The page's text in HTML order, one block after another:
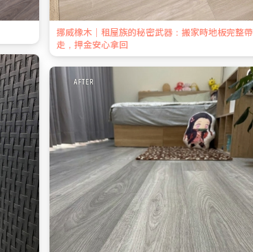
挪威橡木｜租屋族的秘密武器：搬家時地板完整帶
走，押金安心拿回